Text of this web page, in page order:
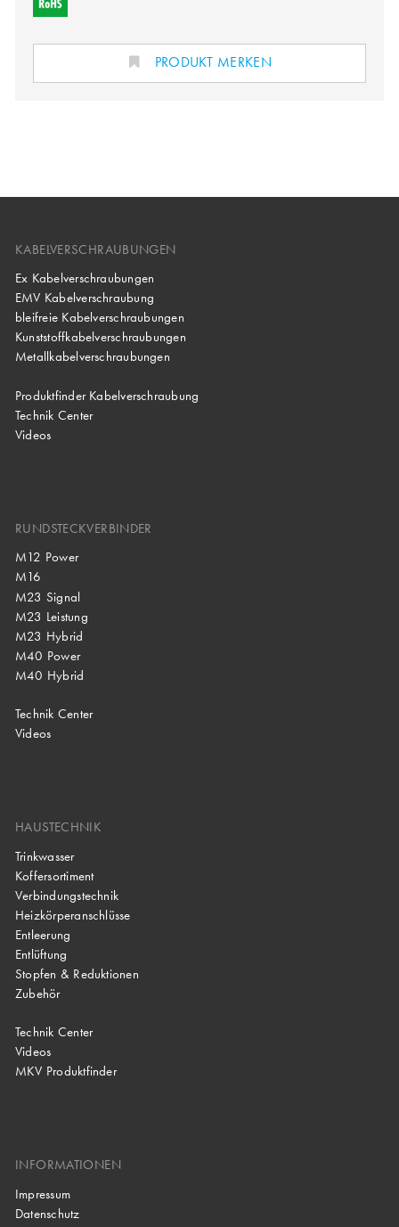
PRODUKT MERKEN
KABELVERSCHRAUBUNGEN
Ex Kabelverschraubungen
EMV Kabelverschraubung
bleifreie Kabelverschraubungen
Kunststoffkabelverschraubungen
Metallkabelverschraubungen
Produktfinder Kabelverschraubung
Technik Center
Videos
RUNDSTECKVERBINDER
M12 Power
M16
M23 Signal
M23 Leistung
M23 Hybrid
M40 Power
M40 Hybrid
Technik Center
Videos
HAUSTECHNIK
Trinkwasser
Koffersortiment
Verbindungstechnik
Heizkörperanschlüsse
Entleerung
Entlüftung
Stopfen & Reduktionen
Zubehör
Technik Center
Videos
MKV Produktfinder
INFORMATIONEN
Impressum
Datenschutz